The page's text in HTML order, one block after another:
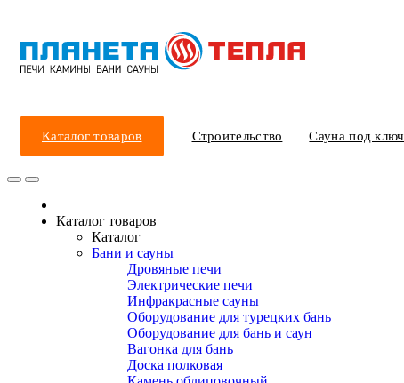
Каталог товаров Строительство Сауна под ключ
Каталог товаров
Каталог
Бани и сауны
Дровяные печи
Электрические печи
Инфракрасные сауны
Оборудование для турецких бань
Оборудование для бань и саун
Вагонка для бань
Доска полковая